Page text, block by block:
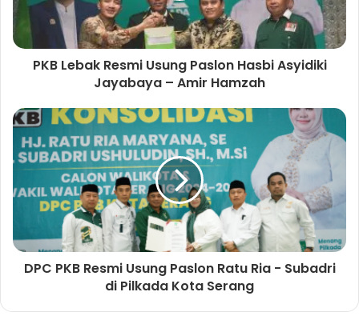
PKB Lebak Resmi Usung Paslon Hasbi Asyidiki
Jayabaya – Amir Hamzah
DPC PKB Resmi Usung Paslon Ratu Ria - Subadri
di Pilkada Kota Serang